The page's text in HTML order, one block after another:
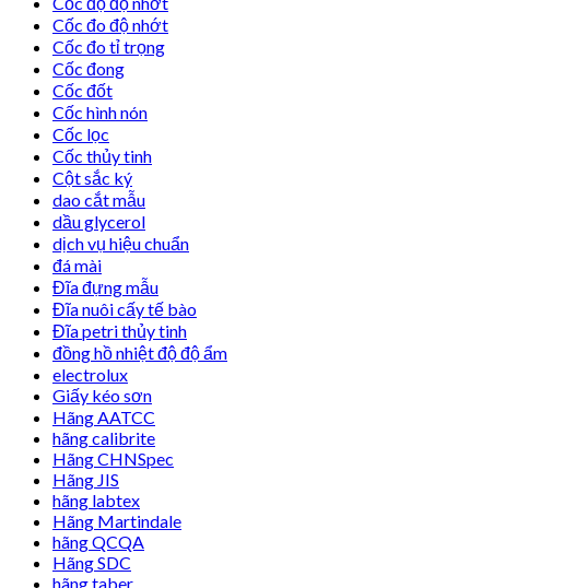
Cốc đo độ nhớt
Cốc đo tỉ trọng
Cốc đong
Cốc đốt
Cốc hình nón
Cốc lọc
Cốc thủy tinh
Cột sắc ký
dao cắt mẫu
dầu glycerol
dịch vụ hiệu chuẩn
đá mài
Đĩa đựng mẫu
Đĩa nuôi cấy tế bào
Đĩa petri thủy tinh
đồng hồ nhiệt độ độ ẩm
electrolux
Giấy kéo sơn
Hãng AATCC
hãng calibrite
Hãng CHNSpec
Hãng JIS
hãng labtex
Hãng Martindale
hãng QCQA
Hãng SDC
hãng taber